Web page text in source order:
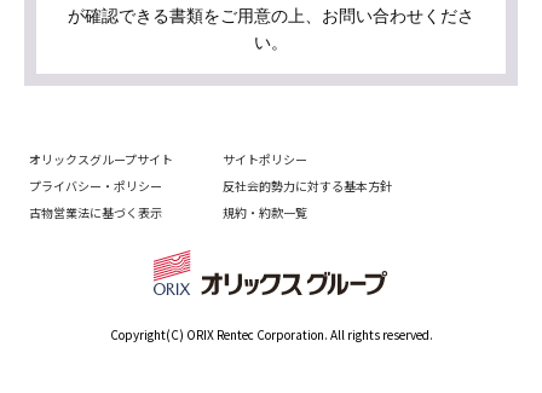
が確認できる書類をご用意の上、お問い合わせくださ
い。
オリックスグループサイト
サイトポリシー
プライバシー・ポリシー
反社会的勢力に対する基本方針
古物営業法に基づく表示
規約・約款一覧
Copyright(C) ORIX Rentec Corporation. All rights reserved.